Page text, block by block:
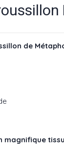
de
magnifique